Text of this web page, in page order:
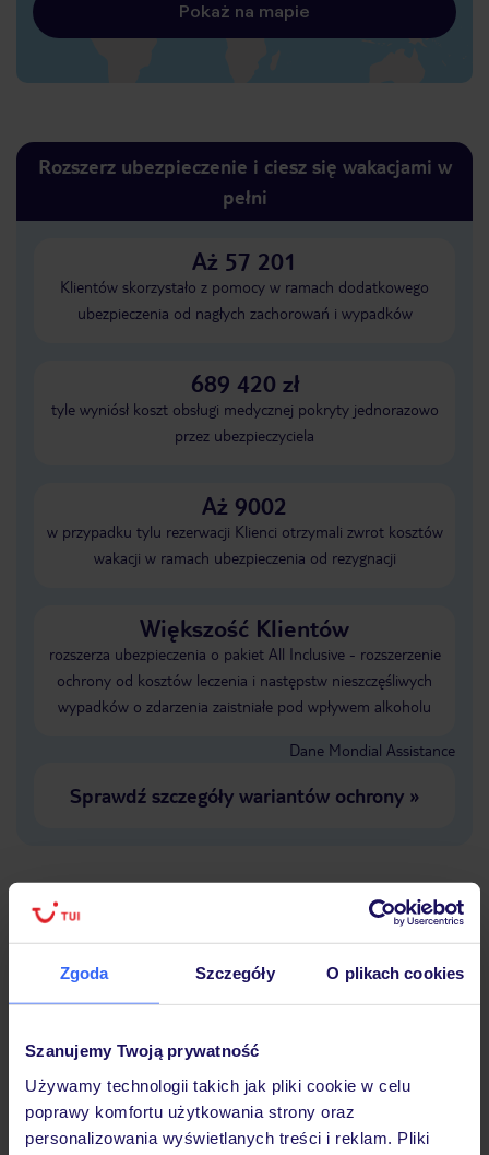
Zgoda Szczegóły O plikach cookies
Szanujemy Twoją prywatność
Używamy technologii takich jak pliki cookie w celu
poprawy komfortu użytkowania strony oraz
personalizowania wyświetlanych treści i reklam. Pliki
Pokaż na mapie
Rozszerz ubezpieczenie i ciesz się wakacjami w
pełni
Aż 57 201
Klientów skorzystało z pomocy w ramach dodatkowego
ubezpieczenia od nagłych zachorowań i wypadków
689 420 zł
tyle wyniósł koszt obsługi medycznej pokryty jednorazowo
przez ubezpieczyciela
Aż 9002
w przypadku tylu rezerwacji Klienci otrzymali zwrot kosztów
wakacji w ramach ubezpieczenia od rezygnacji
Większość Klientów
rozszerza ubezpieczenia o pakiet All Inclusive - rozszerzenie
ochrony od kosztów leczenia i następstw nieszczęśliwych
wypadków o zdarzenia zaistniałe pod wpływem alkoholu
Dane Mondial Assistance
Sprawdź szczegóły wariantów ochrony»
Lider niskich cen
Największe biuro
podróży w Polsce